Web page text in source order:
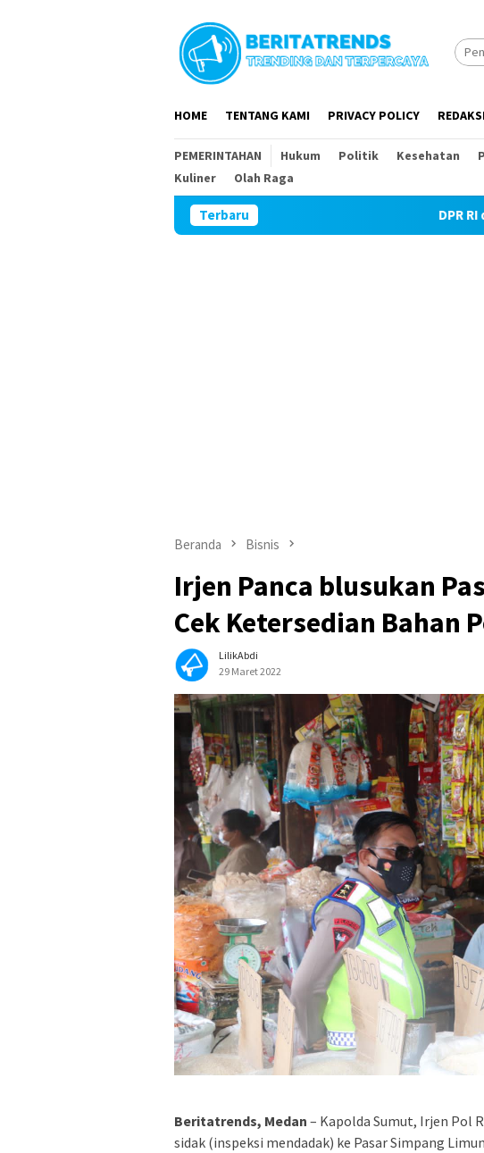
HOME TENTANG KAMI PRIVACY POLICY
PEMERINTAHAN Hukum Politik Kesehatan
Kuliner
Olah Raga
Terbaru DPR RI dan DPRD
Beranda Bisnis
Irjen Panca blusukan
Cek Ketersedian Bahan
LilikAbdi
29 Maret 2022
Beritatrends, Medan – Kapolda Sumut, Irjen Pol
sidak (inspeksi mendadak) ke Pasar Simpang